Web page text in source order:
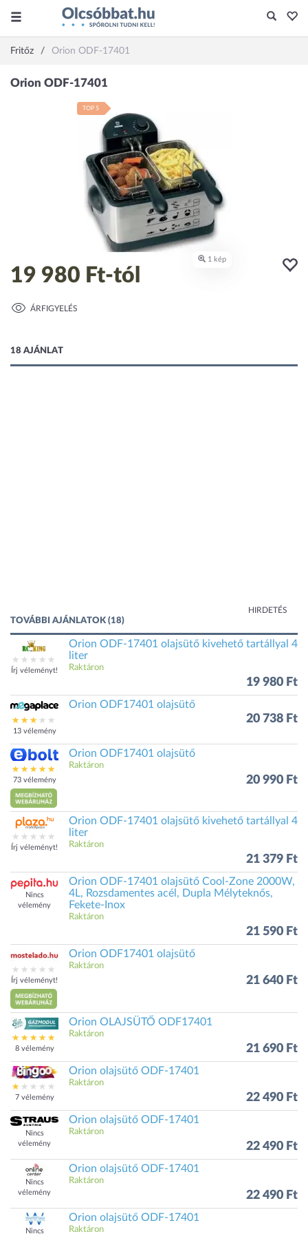
Fritőz Orion ODF-17401
TOP 5
19 980 Ft-tól
ÁRFIGYELÉS
18 AJÁNLAT
HIRDETÉS
TOVÁBBI AJÁNLATOK (18)
Írj véleményt!
Orion ODF-17401 olajsütő kivehető tartállyal 4
liter
Raktáron
19 980 Ft
13 vélemény
Orion ODF17401 olajsütő
20 738 Ft
73 vélemény
Orion ODF17401 olajsütő
Raktáron
20 990 Ft
Írj véleményt!
Orion ODF-17401 olajsütő kivehető tartállyal 4
liter
Raktáron
21 379 Ft
Nincs
vélemény
Orion ODF-17401 olajsütő Cool-Zone 2000W,
4L, Rozsdamentes acél, Dupla Mélyteknős,
Fekete-Inox
Raktáron
21 590 Ft
Írj véleményt!
Orion ODF17401 olajsütő
Raktáron
21 640 Ft
8 vélemény
Orion OLAJSÜTŐ ODF17401
Raktáron
21 690 Ft
7 vélemény
Orion olajsütő ODF-17401
Raktáron
22 490 Ft
Nincs
vélemény
Orion olajsütő ODF-17401
Raktáron
22 490 Ft
Nincs
vélemény
Orion olajsütő ODF-17401
Raktáron
22 490 Ft
Nincs
Orion olajsütő ODF-17401
Raktáron